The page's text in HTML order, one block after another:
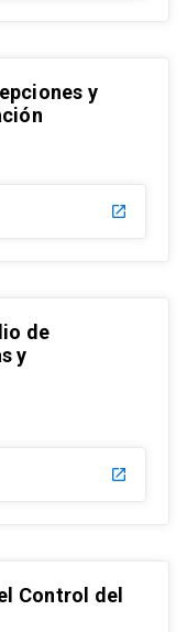
y
launch
de
y
launch
Control del